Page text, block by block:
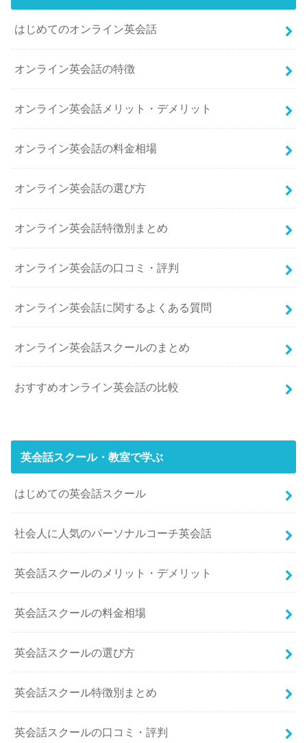
はじめてのオンライン英会話
オンライン英会話の特徴
オンライン英会話メリット・デメリット
オンライン英会話の料金相場
オンライン英会話の選び方
オンライン英会話特徴別まとめ
オンライン英会話の口コミ・評判
オンライン英会話に関するよくある質問
オンライン英会話スクールのまとめ
おすすめオンライン英会話の比較
英会話スクール・教室で学ぶ
はじめての英会話スクール
社会人に人気のパーソナルコーチ英会話
英会話スクールのメリット・デメリット
英会話スクールの料金相場
英会話スクールの選び方
英会話スクール特徴別まとめ
英会話スクールの口コミ・評判